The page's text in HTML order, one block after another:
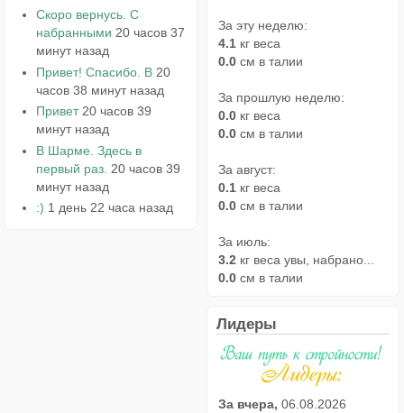
Скоро вернусь. С
набранными 20 часов 37
минут назад
Привет! Спасибо. В 20
часов 38 минут назад
Привет 20 часов 39
минут назад
В Шарме. Здесь в
первый раз. 20 часов 39
минут назад
:) 1 день 22 часа назад
За эту неделю:
4.1 кг веса
0.0 см в талии
За прошлую неделю:
0.0 кг веса
0.0 см в талии
За август:
0.1 кг веса
0.0 см в талии
За июль:
3.2 кг веса увы, набрано...
0.0 см в талии
Лидеры
За вчера, 06.08.2026